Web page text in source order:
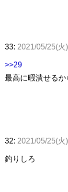
33: 2021/05/25(
>>29
最高に暇潰せる
32: 2021/05/25(
釣りしろ